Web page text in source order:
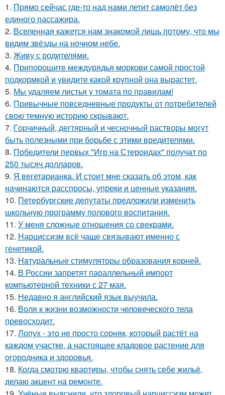
1. Прямо сейчас где-то над нами летит самолёт без
единого пассажира.
2. Вселенная кажется нам знакомой лишь потому, что мы
видим звёзды на ночном небе.
3. Живу с родителями.
4. Припорошите междурядья моркови самой простой
подкормкой и увидите какой крупной она вырастет.
5. Мы удаляем листья у томата по правилам!
6. Привычные повседневные продукты от потребителей
свою темную историю скрывают.
7. Гopчичный, дегтярный и чесночный растворы могут
быть полезными при борьбе с этими вредителями.
8. Победители первых "Игр на Стероидах" получат по
250 тысяч долларов.
9. Я вегетарианка. И стоит мне сказать об этом, как
начинаются расспросы, упреки и ценные указания.
10. Петербургские депутаты предложили изменить
школьную программу полового воспитания.
11. У меня сложные отношения со свекрами.
12. Нарциссизм всё чаще связывают именно с
генетикой.
13. Haтуральные стимуляторы образования корней.
14. В России запретят параллельный импорт
компьютерной техники с 27 мая.
15. Недавно я английский язык выучила.
16. Воля к жизни возможности человеческого тела
превосходит.
17. Лопух - это не просто сорняк, который растёт на
каждом участке, а настоящее кладовое растение для
огородника и здоровья.
18. Когда смотрю квартиры, чтобы снять себе жильё,
делаю акцент на ремонте.